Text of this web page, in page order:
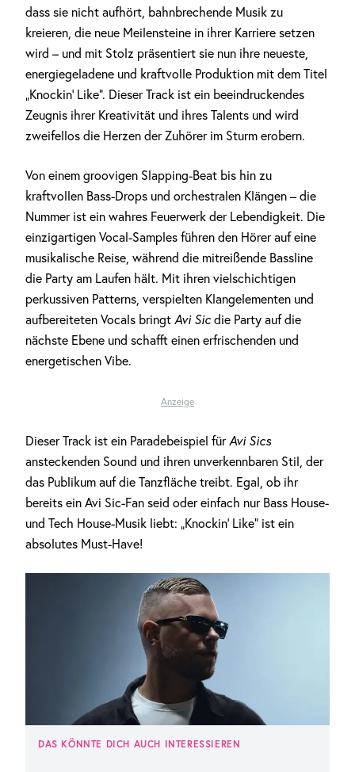
dass sie nicht aufhört, bahnbrechende Musik zu
kreieren, die neue Meilensteine in ihrer Karriere setzen
wird – und mit Stolz präsentiert sie nun ihre neueste,
energiegeladene und kraftvolle Produktion mit dem Titel
„Knockin‘ Like“. Dieser Track ist ein beeindruckendes
Zeugnis ihrer Kreativität und ihres Talents und wird
zweifellos die Herzen der Zuhörer im Sturm erobern.
Von einem groovigen Slapping-Beat bis hin zu
kraftvollen Bass-Drops und orchestralen Klängen – die
Nummer ist ein wahres Feuerwerk der Lebendigkeit. Die
einzigartigen Vocal-Samples führen den Hörer auf eine
musikalische Reise, während die mitreißende Bassline
die Party am Laufen hält. Mit ihren vielschichtigen
perkussiven Patterns, verspielten Klangelementen und
aufbereiteten Vocals bringt Avi Sicdie Party auf die
nächste Ebene und schafft einen erfrischenden und
energetischen Vibe.
Anzeige
Dieser Track ist ein Paradebeispiel fürAvi Sics
ansteckenden Sound und ihren unverkennbaren Stil, der
das Publikum auf die Tanzfläche treibt. Egal, ob ihr
bereits ein Avi Sic-Fan seid oder einfach nur Bass House-
und Tech House-Musik liebt: „Knockin‘ Like“ ist ein
absolutes Must-Have!
DAS KÖNNTE DICH AUCH INTERESSIEREN